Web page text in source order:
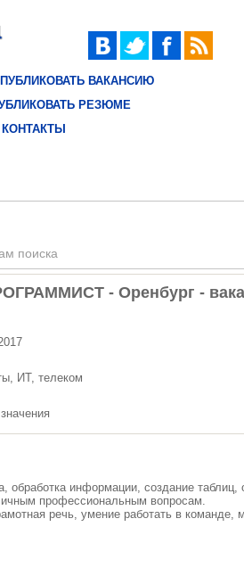
ВАКАНСИЮ
РЕЗЮМЕ
КОНТАКТЫ
поиска
- Оренбург -
ИТ, телеком
обработка информации, создание
профессиональным вопросам.
речь, умение работать в команде,